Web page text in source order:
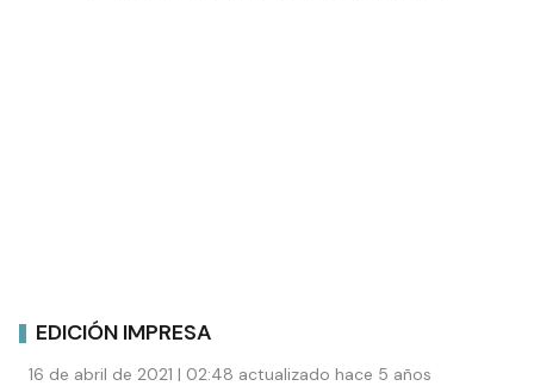
EDICIÓN IMPRESA
16 de abril de 2021 | 02:48 actualizado hace 5 años